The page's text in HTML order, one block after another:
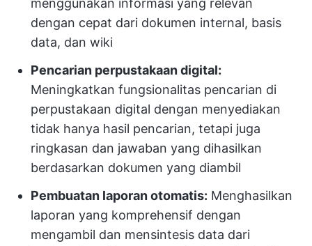
menggunakan informasi yang relevan
dengan cepat dari dokumen internal, basis
data, dan wiki
Pencarian perpustakaan digital:
Meningkatkan fungsionalitas pencarian di
perpustakaan digital dengan menyediakan
tidak hanya hasil pencarian, tetapi juga
ringkasan dan jawaban yang dihasilkan
berdasarkan dokumen yang diambil
Pembuatan laporan otomatis: Menghasilkan
laporan yang komprehensif dengan
mengambil dan mensintesis data dari